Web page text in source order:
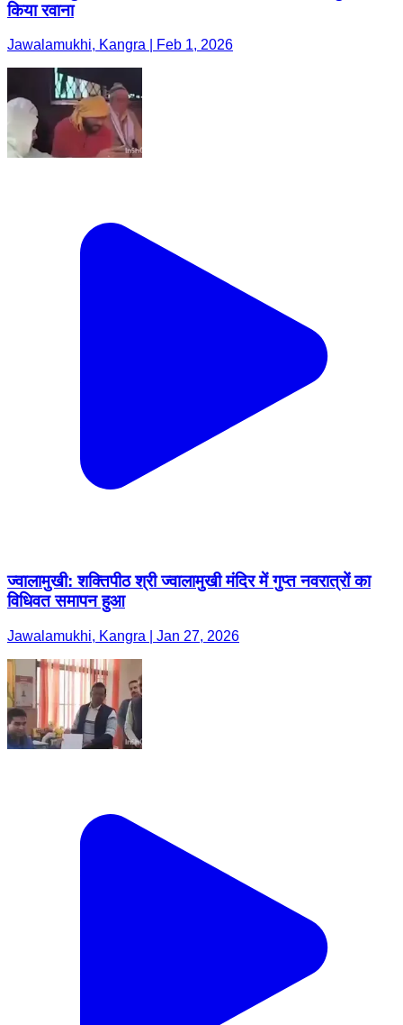
किया रवाना
Jawalamukhi, Kangra | Feb 1, 2026
ज्वालामुखी: शक्तिपीठ श्री ज्वालामुखी मंदिर में गुप्त नवरात्रों का
विधिवत समापन हुआ
Jawalamukhi, Kangra | Jan 27, 2026